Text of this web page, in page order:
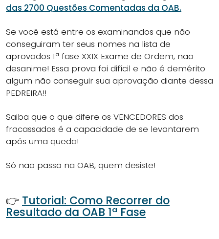
das 2700 Questões Comentadas da OAB.
Se você está entre os examinandos que não
conseguiram ter seus nomes na lista de
aprovados 1ª fase XXIX Exame de Ordem, não
desanime! Essa prova foi difícil e não é demérito
algum não conseguir sua aprovação diante dessa
PEDREIRA!!
Saiba que o que difere os VENCEDORES dos
fracassados é a capacidade de se levantarem
após uma queda!
Só não passa na OAB, quem desiste!
👉 Tutorial: Como Recorrer do
Resultado da OAB 1ª Fase